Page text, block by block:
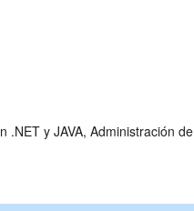
.NET y JAVA, Administración de